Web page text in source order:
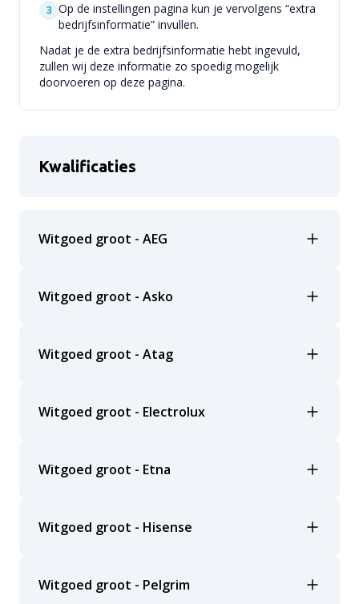
3 Op de instellingen pagina kun je vervolgens “extra
bedrijfsinformatie” invullen.
Nadat je de extra bedrijfsinformatie hebt ingevuld,
zullen wij deze informatie zo spoedig mogelijk
doorvoeren op deze pagina.
Kwalificaties
Witgoed groot - AEG
Witgoed groot - Asko
Witgoed groot - Atag
Witgoed groot - Electrolux
Witgoed groot - Etna
Witgoed groot - Hisense
Witgoed groot - Pelgrim